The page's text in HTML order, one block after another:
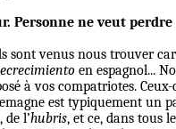
Personne ne veut
sont venus nous trouver
en espagnol...
à vos compatriotes.
est typiquement un
l’hubris, et ce, dans tous